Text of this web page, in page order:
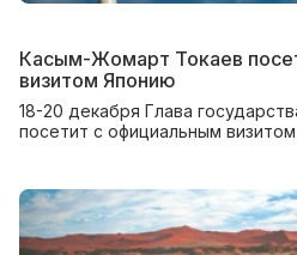
Касым-Жомарт Токаев
визитом Японию
18-20 декабря Глава
посетит с официальным